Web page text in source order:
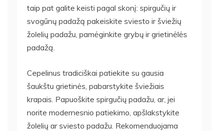
taip pat galite keisti pagal skonį: spirgučių ir
svogūnų padažą pakeiskite sviesto ir šviežių
žolelių padažu, pamėginkite grybų ir grietinėlės
padažą.
Cepelinus tradiciškai patiekite su gausia
šaukštu grietinės, pabarstykite šviežiais
krapais. Papuoškite spirgučių padažu, ar, jei
norite modernesnio patiekimo, apšlakstykite
žolelių ar sviesto padažu. Rekomenduojama